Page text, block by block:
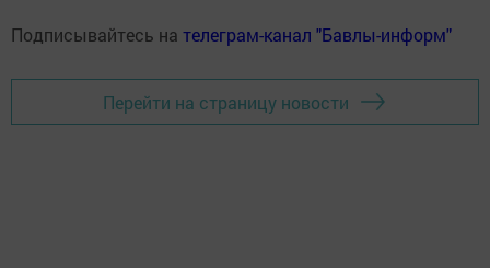
Подписывайтесь на телеграм-канал "Бавлы-информ"
Перейти на страницу новости